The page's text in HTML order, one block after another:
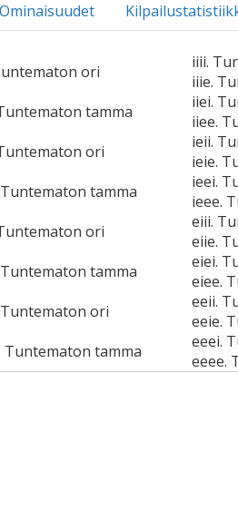
Ominaisuudet
ori
iiii.
iiie.
tamma
iiei.
iiee.
ori
ieii.
ieie.
tamma
ieei.
ieee.
ori
eiii.
eiie.
tamma
eiei.
eiee.
ori
eeii.
eeie.
Tuntematon tamma
eeei.
eeee.